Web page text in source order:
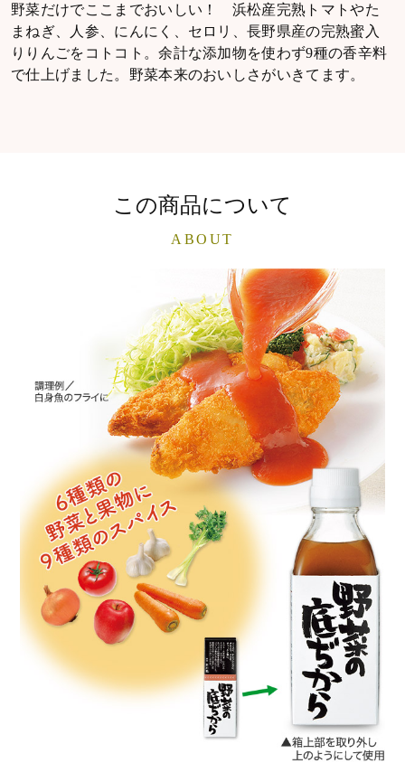
野菜だけでここまでおいしい！ 浜松産完熟トマトやた
まねぎ、人参、にんにく、セロリ、長野県産の完熟蜜入
りりんごをコトコト。余計な添加物を使わず9種の香辛料
で仕上げました。野菜本来のおいしさがいきてます。
この商品について
ABOUT